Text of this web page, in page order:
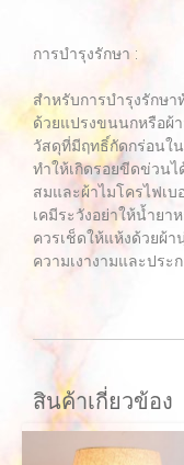
การบำรุงรักษา :
สำหรับการบำรุงรักษา
ด้วยแปรงขนนกหรือผ้
วัสดุที่มีฤทธิ์กัดกร่อนใ
ทำให้เกิดรอยขีดข่วนไ
สมและผ้าไมโครไฟเ
เคมีระวังอย่าให้น้ำย
ควรเช็ดให้แห้งด้วยผ้
ความเงางามและประ
สินค้าเกี่ยวข้อง